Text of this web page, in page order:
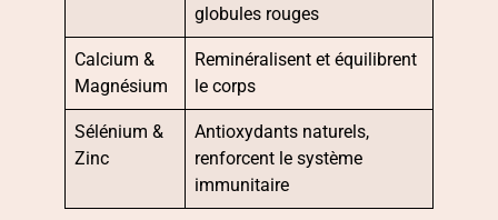
globules rouges
Calcium &
Magnésium
Reminéralisent et équilibrent
le corps
Sélénium &
Zinc
Antioxydants naturels,
renforcent le système
immunitaire